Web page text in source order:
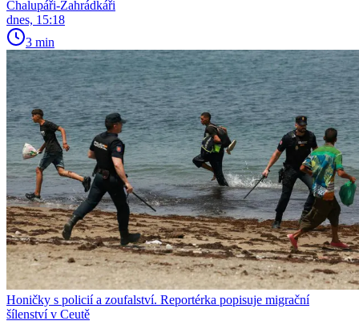
Chalupáři-Zahrádkáři
dnes, 15:18
3 min
Honičky s policií a zoufalství. Reportérka popisuje migrační
šílenství v Ceutě